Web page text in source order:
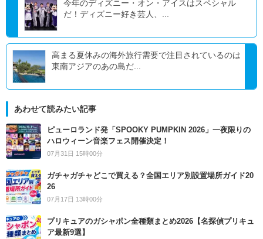
今年のディズニー・オン・アイスはスペシャル
だ！ディズニー好き芸人、...
高まる夏休みの海外旅行需要で注目されているのは
東南アジアのあの島だ...
あわせて読みたい記事
ピューロランド発「SPOOKY PUMPKIN 2026」一夜限りの
ハロウィーン音楽フェス開催決定！
07月31日 15時00分
ガチャガチャどこで買える？全国エリア別設置場所ガイド20
26
07月17日 13時00分
プリキュアのガシャポン全種類まとめ2026【名探偵プリキュ
ア最新9選】